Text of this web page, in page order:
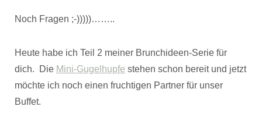
Noch Fragen ;-)))))……..
Heute habe ich Teil 2 meiner Brunchideen-Serie für
dich. Die Mini-Gugelhupfe stehen schon bereit und jetzt
möchte ich noch einen fruchtigen Partner für unser
Buffet.